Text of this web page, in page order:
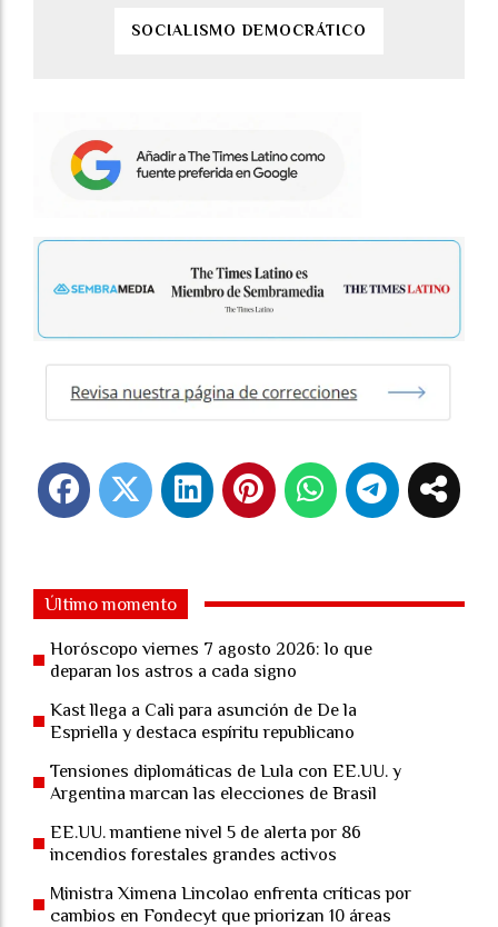
SOCIALISMO DEMOCRÁTICO
Último momento
Horóscopo viernes 7 agosto 2026: lo que
deparan los astros a cada signo
Kast llega a Cali para asunción de De la
Espriella y destaca espíritu republicano
Tensiones diplomáticas de Lula con EE.UU. y
Argentina marcan las elecciones de Brasil
EE.UU. mantiene nivel 5 de alerta por 86
incendios forestales grandes activos
Ministra Ximena Lincolao enfrenta críticas por
cambios en Fondecyt que priorizan 10 áreas